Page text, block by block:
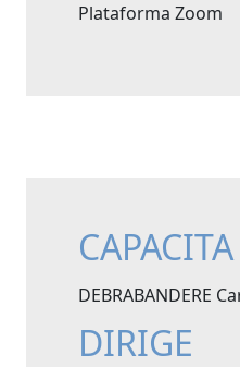
Plataforma Zoom
CAPACITA
DEBRABANDERE
DIRIGE